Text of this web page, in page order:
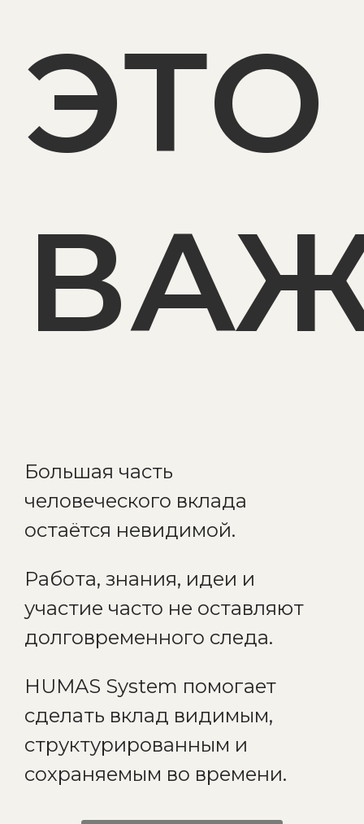
ЭТО
Большая часть
человеческого вклада
остаётся невидимой.
Работа, знания, идеи и
участие часто не оставляют
долговременного следа.
HUMAS System помогает
сделать вклад видимым,
структурированным и
сохраняемым во времени.